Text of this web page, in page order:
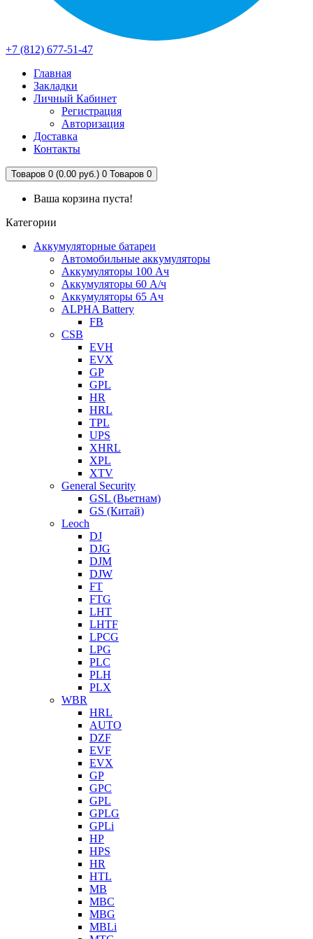
+7 (812) 677-51-47
Главная
Закладки
Личный Кабинет
Регистрация
Авторизация
Доставка
Контакты
Товаров 0 (0.00 руб.) 0 Товаров 0
Ваша корзина пуста!
Категории
Аккумуляторные батареи
Автомобильные аккумуляторы
Аккумуляторы 100 Ач
Аккумуляторы 60 А/ч
Аккумуляторы 65 Ач
ALPHA Battery
FB
CSB
EVH
EVX
GP
GPL
HR
HRL
TPL
UPS
XHRL
XPL
XTV
General Security
GSL (Вьетнам)
GS (Китай)
Leoch
DJ
DJG
DJM
DJW
FT
FTG
LHT
LHTF
LPCG
LPG
PLC
PLH
PLX
WBR
HRL
AUTO
DZF
EVF
EVX
GP
GPC
GPL
GPLG
GPLi
HP
HPS
HR
HTL
MB
MBC
MBG
MBLi